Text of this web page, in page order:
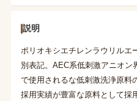
説明
ポリオキシエチレンラウリルエ
別表記。AEC系低刺激アニオン
で使用されるな低刺激洗浄原料
採用実績が豊富な原料として採